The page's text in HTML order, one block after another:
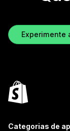
Experimente
Categorias de